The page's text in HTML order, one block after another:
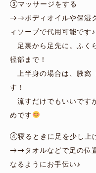
③マッサージをする
→→ボディオイルや保湿
ィソープで代用可能です♪
足裏から足先に。ふく
径部まで！
上半身の場合は、腋窩
す！
流すだけでもいいです
めです
④寝るときに足を少し上
→→タオルなどで足の位
なるようにお手伝い♪